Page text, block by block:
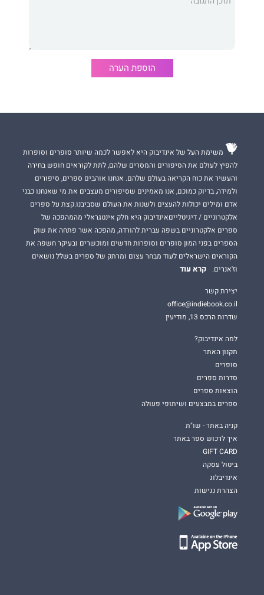
הוספת הערה
משימת העל של אינדיבוק היא לאפשר לכמה שיותר סופרים וסופרות
להפיץ לעולם את הסיפורים והמסרים שלהם, לתת לקוראים חופש בחירה
והעשיר את כוח הקריאה בעולם שלהם. אנחנו אוהבים ספרים, סיפורים
ולמידה, בדיוק כמוכם, אנו מאמינים שסיפורים מעצבים את מי שאנחנו כבני
אדם ומילים יכולות להעצים ולשנות את העולם שסביבנו.קצת על ספרים
אלקטרוניים / דיגיטלייםאינדיבוק היא חלק אינטגראלי מהמהפכה של
ספרים אלקטרוניים בשפה עברית להורדה, מהפכה אשר פתחה את שוק
הספרים בפני המון סופרים וסופרות חדשים ומוכשרים ובעיקר חשפה את
הקוראים הישראלים לעוד מבחר עצום ומרתק של ספרים בשלל נושאים
וז'אנרים.
קרא עוד
יצירת קשר
office@indiebook.co.il
שדרות הרכס 13, מודיעין
למה אינדיבוק?
תקנון האתר
סופרים
סדרות ספרים
הוצאות ספרים
ספרים במבצעים ושיתופי פעולה
קניה באתר - שו"ת
איך לרכוש ספר באתר
GIFT CARD
ביטול עסקה
אינדיבלוג
הצהרת נגישות